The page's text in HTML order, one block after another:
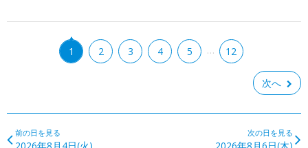
1 2 3 4 5 … 12
次へ
前の日を見る
2026年8月4日(火)
次の日を見る
2026年8月6日(木)